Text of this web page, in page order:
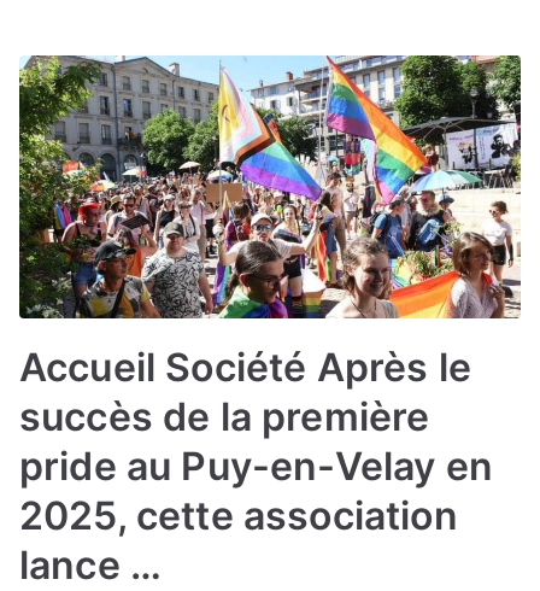
Accueil Société Après le
succès de la première
pride au Puy-en-Velay en
2025, cette association
lance …